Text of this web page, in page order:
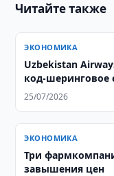
Читайте также
ЭКОНОМИКА
Uzbekistan
код-шеринговое
25/07/2026
ЭКОНОМИКА
Три
завышения цен